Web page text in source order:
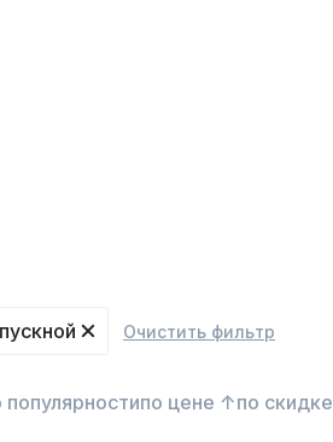
Очистить фильтр
популярностипо цене ↑по скидке